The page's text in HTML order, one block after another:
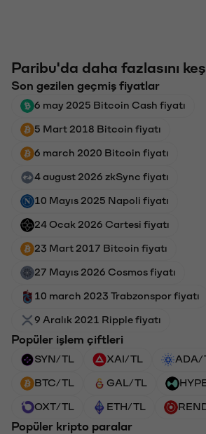
Paribu'da daha fazlasını
Son gezilen geçmiş fiyatlar
6 may 2025 Bitcoin Cash fiyatı
5 Mart 2018 Bitcoin fiyatı
6 march 2020 Bitcoin fiyatı
4 august 2026 zkSync fiyatı
10 Mayıs 2025 Napoli fiyatı
24 Ocak 2026 Cartesi fiyatı
23 Mart 2017 Bitcoin fiyatı
27 Mayıs 2026 Cosmos fiyatı
10 march 2023 Trabzonspor fiyatı
9 Aralık 2021 Ripple fiyatı
Popüler işlem çiftleri
SYN/TL XAI/TL ADA/
BTC/TL GAL/TL
OXT/TL ETH/TL
Popüler kripto paralar